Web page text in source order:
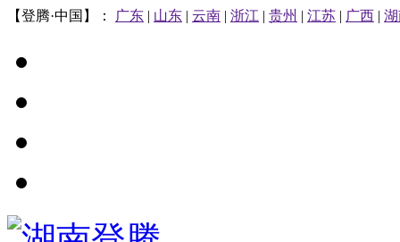
【登腾·中国】： 广东 | 山东 | 云南 | 浙江 | 贵州 | 江苏 | 广西 |